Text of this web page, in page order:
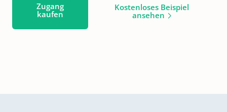
Zugang
kaufen
Kostenloses Beispiel
ansehen